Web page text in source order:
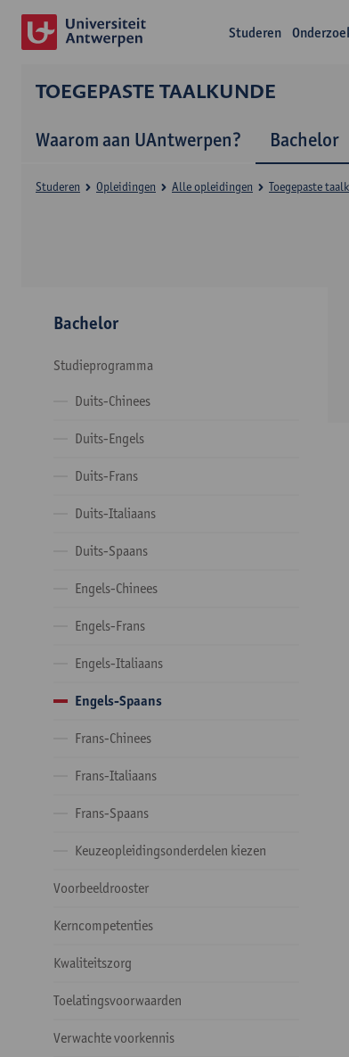
Studeren
TOEGEPASTE TAALKUNDE
Waarom aan UAntwerpen? Bachelor
Studeren Opleidingen Alle opleidingen Toegepaste
Bachelor
Studieprogramma
Duits-Chinees
Duits-Engels
Duits-Frans
Duits-Italiaans
Duits-Spaans
Engels-Chinees
Engels-Frans
Engels-Italiaans
Engels-Spaans
Frans-Chinees
Frans-Italiaans
Frans-Spaans
Keuzeopleidingsonderdelen kiezen
Voorbeeldrooster
Kerncompetenties
Kwaliteitszorg
Toelatingsvoorwaarden
Verwachte voorkennis